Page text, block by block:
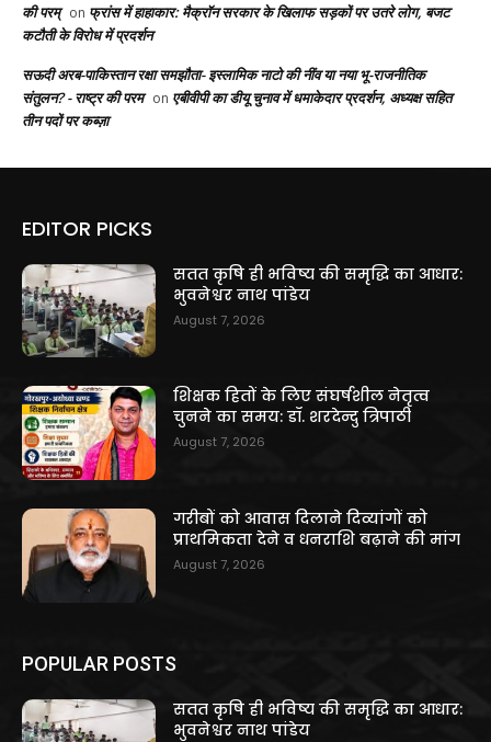
की परम् on फ्रांस में हाहाकार: मैक्रॉन सरकार के खिलाफ सड़कों पर उतरे लोग, बजट
कटौती के विरोध में प्रदर्शन
सऊदी अरब-पाकिस्तान रक्षा समझौता- इस्लामिक नाटो की नींव या नया भू-राजनीतिक
संतुलन? - राष्ट्र की परम on एबीवीपी का डीयू चुनाव में धमाकेदार प्रदर्शन, अध्यक्ष सहित
तीन पदों पर कब्ज़ा
EDITOR PICKS
सतत कृषि ही भविष्य की समृद्धि का आधार:
भुवनेश्वर नाथ पांडेय
August 7, 2026
शिक्षक हितों के लिए संघर्षशील नेतृत्व
चुनने का समय: डॉ. शरदेन्दु त्रिपाठी
August 7, 2026
गरीबों को आवास दिलाने दिव्यांगों को
प्राथमिकता देने व धनराशि बढ़ाने की मांग
August 7, 2026
POPULAR POSTS
सतत कृषि ही भविष्य की समृद्धि का आधार:
भुवनेश्वर नाथ पांडेय